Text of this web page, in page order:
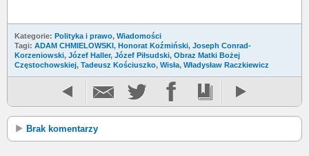
Kategorie: Polityka i prawo, Wiadomości
Tagi: ADAM CHMIELOWSKI, Honorat Koźmiński, Joseph Conrad-
Korzeniowski, Józef Haller, Józef Piłsudski, Obraz Matki Bożej
Częstochowskiej, Tadeusz Kościuszko, Wisła, Władysław Raczkiewicz
Brak komentarzy